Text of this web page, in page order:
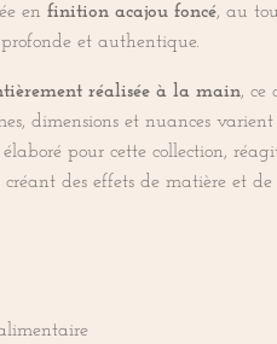
en finition acajou foncé, au
et authentique.
réalisée à la main, ce
dimensions et nuances
élaboré pour cette collection,
des effets de matière et de